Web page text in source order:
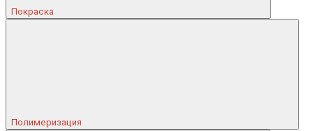
Покраска
Полимеризация